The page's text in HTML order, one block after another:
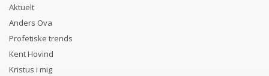
Aktuelt
Anders Ova
Profetiske trends
Kent Hovind
Kristus i mig